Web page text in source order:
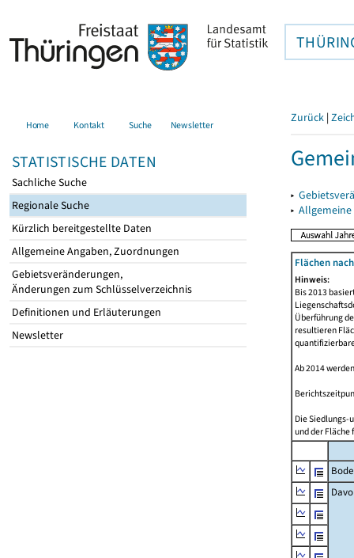
Home Kontakt Suche Newsletter
STATISTISCHE DATEN
Sachliche Suche
Regionale Suche
Kürzlich bereitgestellte Daten
Allgemeine Angaben, Zuordnungen
Gebietsveränderungen,
Änderungen zum Schlüsselverzeichnis
Definitionen und Erläuterungen
Newsletter
Zurück |
▸
▸
Flächen
Hinweis:
Bis 2013
Überführung
resultieren
Ab 2014
Die Siedlungs-
und der Fläche